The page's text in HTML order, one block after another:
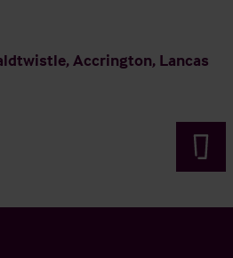
Accrington, Lancas